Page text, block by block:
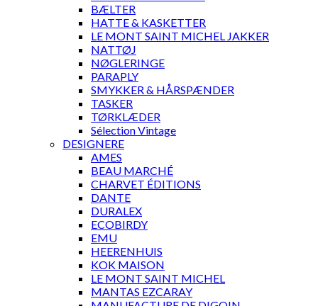
BÆLTER
HATTE & KASKETTER
LE MONT SAINT MICHEL JAKKER
NATTØJ
NØGLERINGE
PARAPLY
SMYKKER & HÅRSPÆNDER
TASKER
TØRKLÆDER
Sélection Vintage
DESIGNERE
AMES
BEAU MARCHÉ
CHARVET ÉDITIONS
DANTE
DURALEX
ECOBIRDY
EMU
HEERENHUIS
KOK MAISON
LE MONT SAINT MICHEL
MANTAS EZCARAY